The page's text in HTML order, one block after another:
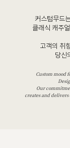
커스텀무드
클래식 캐주
고객의 취
당신
Custom mood
Our
creates and